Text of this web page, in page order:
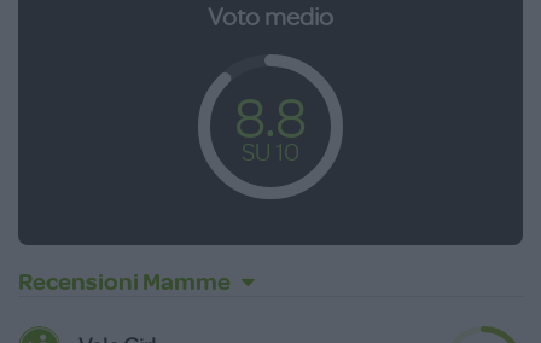
Voto medio
8.8
SU 10
Recensioni Mamme